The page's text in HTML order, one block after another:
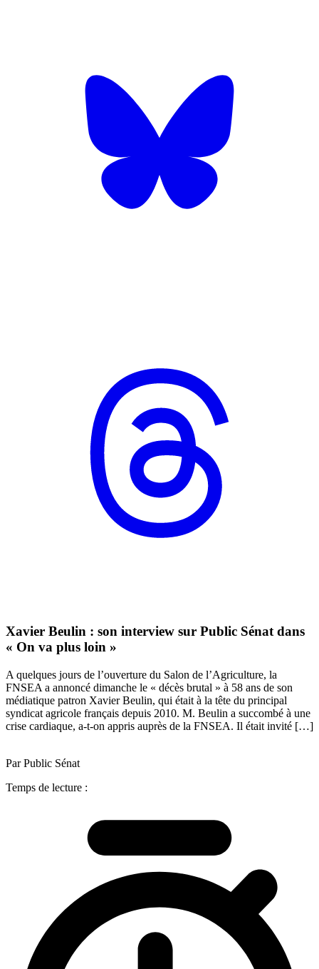
Xavier Beulin : son interview sur Public Sénat dans
« On va plus loin »
A quelques jours de l’ouverture du Salon de l’Agriculture, la
FNSEA a annoncé dimanche le « décès brutal » à 58 ans de son
médiatique patron Xavier Beulin, qui était à la tête du principal
syndicat agricole français depuis 2010. M. Beulin a succombé à une
crise cardiaque, a-t-on appris auprès de la FNSEA. Il était invité […]
Par Public Sénat
Temps de lecture :